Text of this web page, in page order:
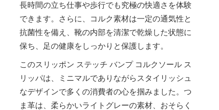
長時間の立ち仕事や歩行でも究極の快適さを体験
できます。さらに、コルク素材は一定の通気性と
抗菌性を備え、靴の内部を清潔で乾燥した状態に
保ち、足の健康をしっか​​りと保護します。
このスリッポン ステッチ バンプ コルクソール ス
リッパは、ミニマルでありながらスタイリッシュ
なデザインで多くの消費者の心を掴みました。つ
ま革は、柔らかいライトグレーの素材、おそらく